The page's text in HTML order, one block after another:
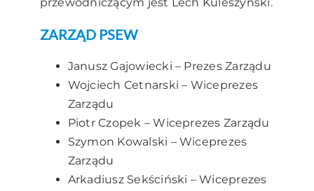
ZARZĄD PSEW
Janusz Gajowiecki – Prezes Zarządu
Wojciech Cetnarski – Wiceprezes
Zarządu
Piotr Czopek – Wiceprezes Zarządu
Szymon Kowalski – Wiceprezes
Zarządu
Arkadiusz Sekściński – Wiceprezes